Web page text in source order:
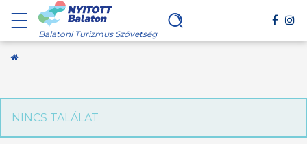
Balatoni Turizmus Szövetség
Kezdőoldal
NINCS TALÁLAT